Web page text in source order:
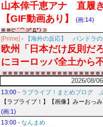
山本倖千恵アナ 直履
【GIF動画あり】
(画:14)
[Prime] - 【海外の反応】 パンドラ
欧州「日本だけ反則だ
にヨーロッパ全土から
2026/08/
13:00 - ラブライブ！まとめブログ
【ラブライブ！】【画像】みーおっ
(画:1)
13:00 - なんまめ